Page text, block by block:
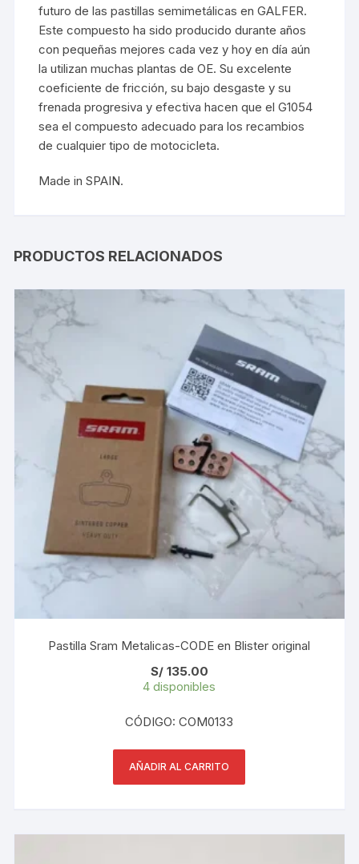
futuro de las pastillas semimetálicas en GALFER.
Este compuesto ha sido producido durante años
con pequeñas mejores cada vez y hoy en día aún
la utilizan muchas plantas de OE. Su excelente
coeficiente de fricción, su bajo desgaste y su
frenada progresiva y efectiva hacen que el G1054
sea el compuesto adecuado para los recambios
de cualquier tipo de motocicleta.
Made in SPAIN.
PRODUCTOS RELACIONADOS
Pastilla Sram Metalicas-CODE en Blister original
S/135.00
4 disponibles
CÓDIGO: COM0133
AÑADIR AL CARRITO